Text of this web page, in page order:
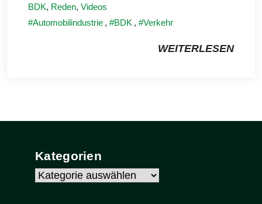
BDK, Reden, Videos
Automobilindustrie , BDK , Verkehr
WEITERLESEN
Kategorien
Kategorien